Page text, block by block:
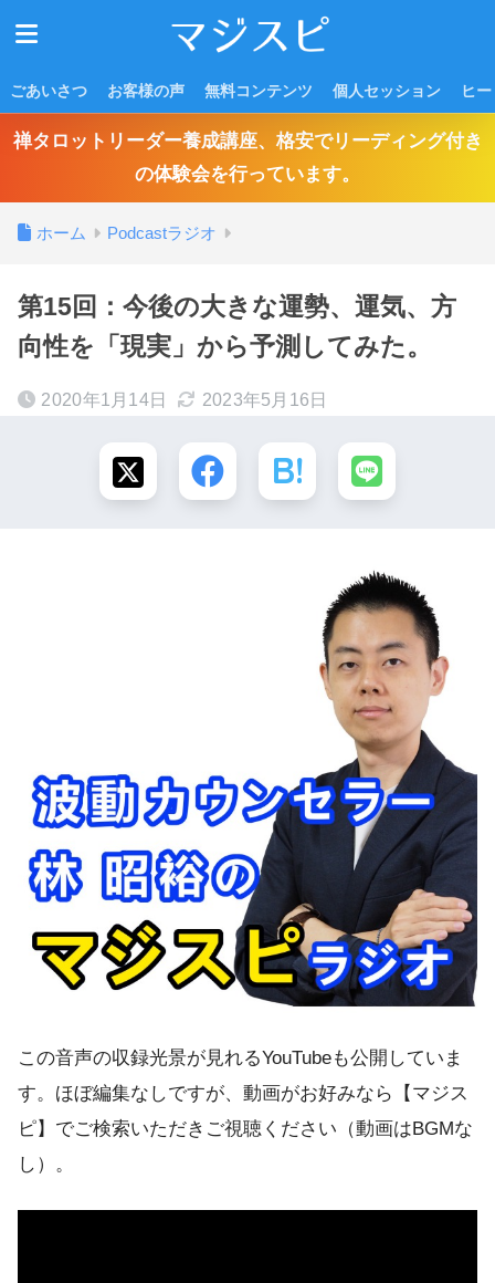
ごあいさつ お客様の声 無料コンテンツ 個人セッション ヒ
禅タロットリーダー養成講座、格安でリーディング付き
の体験会を行っています。
ホーム Podcastラジオ
第15回：今後の大きな運勢、運気、方
向性を「現実」から予測してみた。
2020年1月14日 2023年5月16日
この音声の収録光景が見れるYouTubeも公開していま
す。ほぼ編集なしですが、動画がお好みなら【マジス
ピ】でご検索いただきご視聴ください（動画はBGMな
し）。